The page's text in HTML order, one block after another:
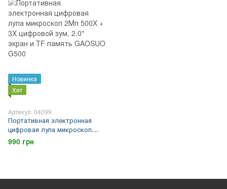
Новинка
Хит
Артикул: 04099
Портативная электронная
цифровая лупа микроскоп
2Мп 500X + 3X цифровой зум,
2.0" экран и TF память
990 грн